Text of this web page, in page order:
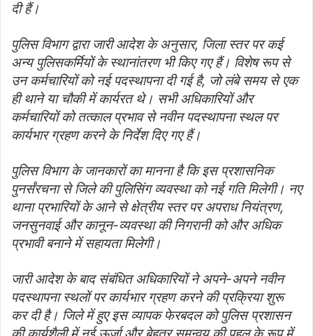
दी हैं।
पुलिस विभाग द्वारा जारी आदेश के अनुसार, जिला स्तर पर कई
अन्य पुलिसकर्मियों के स्थानांतरण भी किए गए हैं। विशेष रूप से
उन कर्मचारियों को नई पदस्थापना दी गई है, जो लंबे समय से एक
ही थाने या चौकी में कार्यरत थे। सभी अधिकारियों और
कर्मचारियों को तत्काल प्रभाव से नवीन पदस्थापना स्थल पर
कार्यभार ग्रहण करने के निर्देश दिए गए हैं।
पुलिस विभाग के जानकारों का मानना है कि इस प्रशासनिक
पुनर्संरचना से जिले की पुलिसिंग व्यवस्था को नई गति मिलेगी। नए
थाना प्रभारियों के आने से क्षेत्रीय स्तर पर अपराध नियंत्रण,
जनसुनवाई और कानून-व्यवस्था की निगरानी को और अधिक
प्रभावी बनाने में सहायता मिलेगी।
जारी आदेश के बाद संबंधित अधिकारियों ने अपने-अपने नवीन
पदस्थापना स्थलों पर कार्यभार ग्रहण करने की प्रक्रिया शुरू
कर दी है। जिले में हुए इस व्यापक फेरबदल को पुलिस प्रशासन